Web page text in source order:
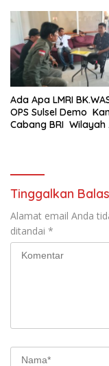
Ada Apa LMRI
OPS Sulsel Demo
Cabang BRI Wilayah
Tinggalkan
Alamat email Anda
ditandai *